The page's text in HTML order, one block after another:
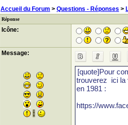
Accueil du Forum > Questions - Réponses >
Réponse
Icône:
Message: